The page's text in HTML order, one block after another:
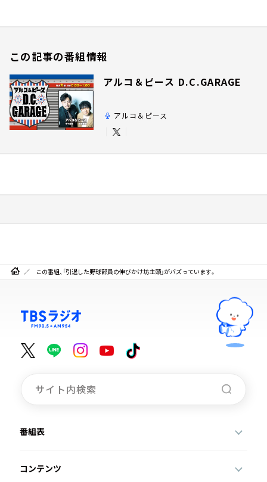
この記事の番組情報
アルコ＆ピース D.C.GARAGE
アルコ＆ピース
この番組、「引退した野球部員の伸びかけ坊主頭」がバズっています。
番組表
コンテンツ